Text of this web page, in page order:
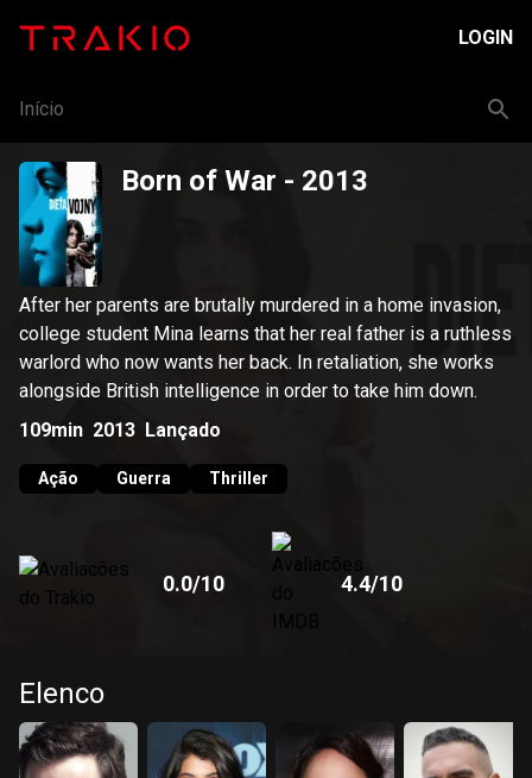
LOGIN
Início
Born of War - 2013
After her parents are brutally murdered in a home invasion,
college student Mina learns that her real father is a ruthless
warlord who now wants her back. In retaliation, she works
alongside British intelligence in order to take him down.
109min 2013 Lançado
Ação Guerra Thriller
0.0/10 4.4/10
Elenco